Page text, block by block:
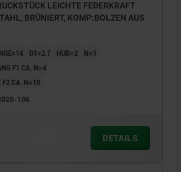
LEICHTE FEDERKRAFT
BRÜNIERT, KOMP:BOLZEN AUS
D1=2,7 HUB=2
N=1
F1 CA. N=4
F2 CA. N=10
106
DETAILS